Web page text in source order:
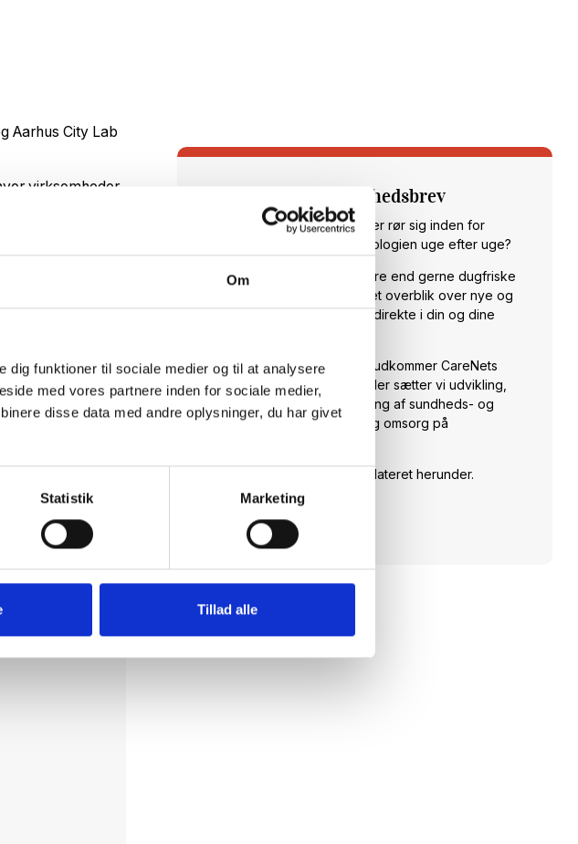
Om
dig funktioner til sociale medier og til at analysere
med vores partnere inden for sociale medier,
disse data med andre oplysninger, du har givet
Statistik Marketing
Tillad alle
Aarhus City Lab
virksomheder
er at udvikle
og
ikke helt findes
oktober håber vi,
og direkte dialog
Tilmeld dig vores nyhedsbrev
Vil du opdateres på, hvad der rør sig inden for
sundheds- og velfærdsteknologien uge efter uge?
Hos CareNet leverer vi hellere end gerne dugfriske
nyheder fra branchen samt et overblik over nye og
spændende arrangementer direkte i din og dine
Hver torsdag klokken 14:00 udkommer CareNets
fagligt stærke nyhedsbrev. Her sætter vi udvikling,
anvendelse og implementering af sundheds- og
velfærdsteknologi til pleje og omsorg på
Skriv dig op og hold dig opdateret herunder.
Tilmeld dig